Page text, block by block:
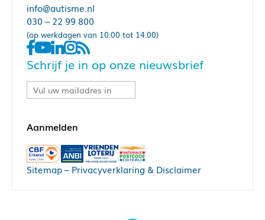
info@autisme.nl
030 – 22 99 800
(op werkdagen van 10.00 tot 14.00)
Schrijf je in op onze nieuwsbrief
Sitemap– Privacyverklaring & Disclaimer